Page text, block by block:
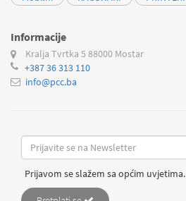
Informacije
Kralja Tvrtka 5 88000 Mostar
+387 36 313 110
info@pcc.ba
Prijavom se slažem sa općim uvjetima.